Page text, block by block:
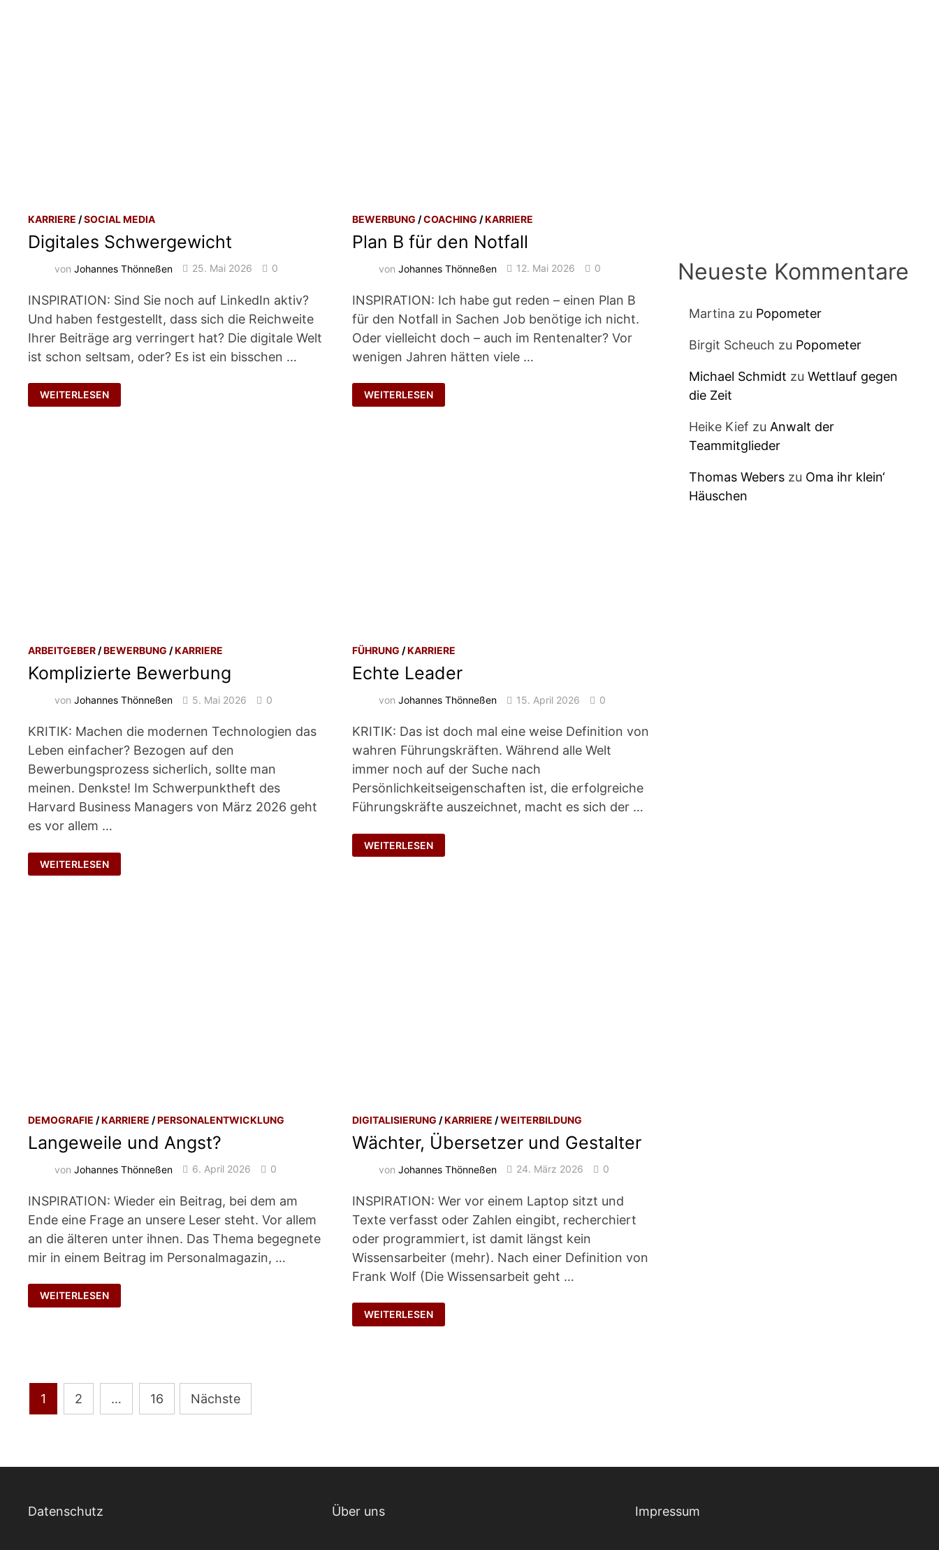
KARRIERE /SOCIAL MEDIA
Digitales Schwergewicht
vonJohannes Thönneßen 25. Mai 2026 0
INSPIRATION: Sind Sie noch auf LinkedIn aktiv?
Und haben festgestellt, dass sich die Reichweite
Ihrer Beiträge arg verringert hat? Die digitale Welt
ist schon seltsam, oder? Es ist ein bisschen …
DIGITALES
SCHWERGEWICHT
WEITERLESEN
BEWERBUNG /COACHING /KARRIERE
Plan B für den Notfall
vonJohannes Thönneßen 12. Mai 2026 0
INSPIRATION: Ich habe gut reden – einen Plan B
für den Notfall in Sachen Job benötige ich nicht.
Oder vielleicht doch – auch im Rentenalter? Vor
wenigen Jahren hätten viele …
PLAN
B
FÜR
WEITERLESEN
ARBEITGEBER /BEWERBUNG /KARRIERE
Komplizierte Bewerbung
vonJohannes Thönneßen 5. Mai 2026 0
KRITIK: Machen die modernen Technologien das
Leben einfacher? Bezogen auf den
Bewerbungsprozess sicherlich, sollte man
meinen. Denkste! Im Schwerpunktheft des
Harvard Business Managers von März 2026 geht
es vor allem …
KOMPLIZIERTE
BEWERBUNG
WEITERLESEN
FÜHRUNG /KARRIERE
Echte Leader
vonJohannes Thönneßen 15. April 2026 0
KRITIK: Das ist doch mal eine weise Definition von
wahren Führungskräften. Während alle Welt
immer noch auf der Suche nach
Persönlichkeitseigenschaften ist, die erfolgreiche
Führungskräfte auszeichnet, macht es sich der …
ECHTE
LEADER
WEITERLESEN
DEMOGRAFIE /KARRIERE /PERSONALENTWICKLUNG
Langeweile und Angst?
vonJohannes Thönneßen 6. April 2026 0
INSPIRATION: Wieder ein Beitrag, bei dem am
Ende eine Frage an unsere Leser steht. Vor allem
an die älteren unter ihnen. Das Thema begegnete
mir in einem Beitrag im Personalmagazin, …
LANGEWEILE
UND
ANGST?
WEITERLESEN
DIGITALISIERUNG /KARRIERE /WEITERBILDUNG
Wächter, Übersetzer und Gestalter
vonJohannes Thönneßen 24. März 2026 0
INSPIRATION: Wer vor einem Laptop sitzt und
Texte verfasst oder Zahlen eingibt, recherchiert
oder programmiert, ist damit längst kein
Wissensarbeiter (mehr). Nach einer Definition von
Frank Wolf (Die Wissensarbeit geht …
WÄCHTER,
ÜBERSETZER
UND
WEITERLESEN
Seitennummerierung
der
1 2 … 16 Nächste
Neueste Kommentare
Martina zu Popometer
Birgit Scheuch zu Popometer
Michael Schmidt zu Wettlauf gegen
die Zeit
Heike Kief zu Anwalt der
Teammitglieder
Thomas Weberszu Oma ihr klein‘
Häuschen
Datenschutz Über uns Impressum